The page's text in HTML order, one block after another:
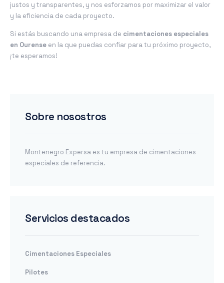
justos y transparentes, y nos esforzamos por maximizar el valor
y la eficiencia de cada proyecto.
Si estás buscando una empresa de cimentaciones especiales
en Ourense en la que puedas confiar para tu próximo proyecto,
¡te esperamos!
Sobre nosostros
Montenegro Expersa es tu empresa de cimentaciones
especiales de referencia.
Servicios destacados
Cimentaciones Especiales
Pilotes